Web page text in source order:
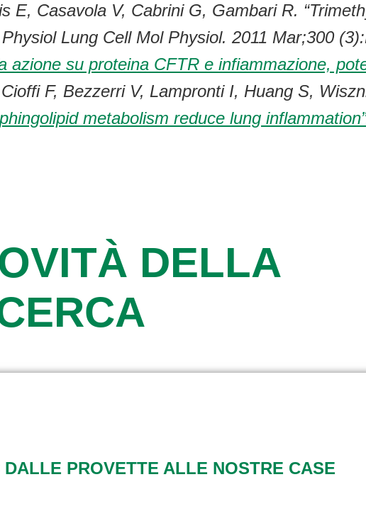
E, Casavola V, Cabrini G, Gambari R.
Lung Cell Mol Physiol. 2011 Mar;300
azione su proteina CFTR e infiammazione,
F, Bezzerri V, Lampronti I, Huang S,
metabolism reduce lung
DELLA
PROVETTE ALLE NOSTRE CASE